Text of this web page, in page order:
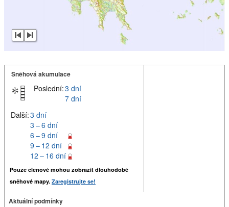
Sněhová akumulace
Poslední:3 dní
7 dní
Další:3 dní
3 – 6 dní
6 – 9 dní
9 – 12 dní
12 – 16 dní
Pouze členové mohou zobrazit dlouhodobé
sněhové mapy. Zaregistrujte se!
Aktuální podmínky